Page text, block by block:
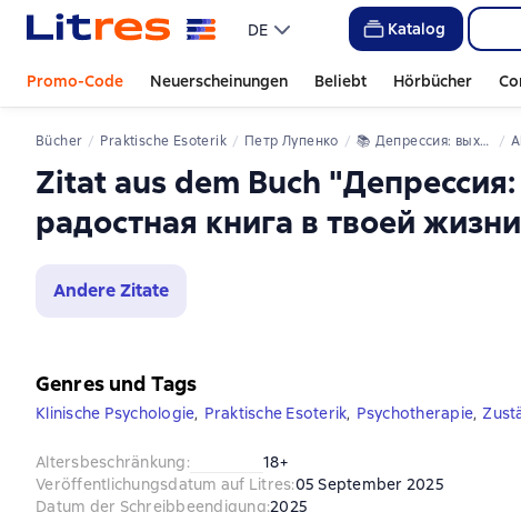
DE Katalog
Promo-Code Neuerscheinungen Beliebt Hörbücher
Bücher Praktische Esoterik Петр Лупенко 📚 Депрессия: выход есть. Возможно, самая радостная книга в твоей жизни
Zitat aus dem Buch
радостная книга в твоей
Andere Zitate
Genres und Tags
Klinische Psychologie, Praktische Esoterik, Psychotherapie,
Altersbeschränkung:
18+
Veröffentlichungsdatum auf Litres:05 September 2025
Datum der Schreibbeendigung:2025